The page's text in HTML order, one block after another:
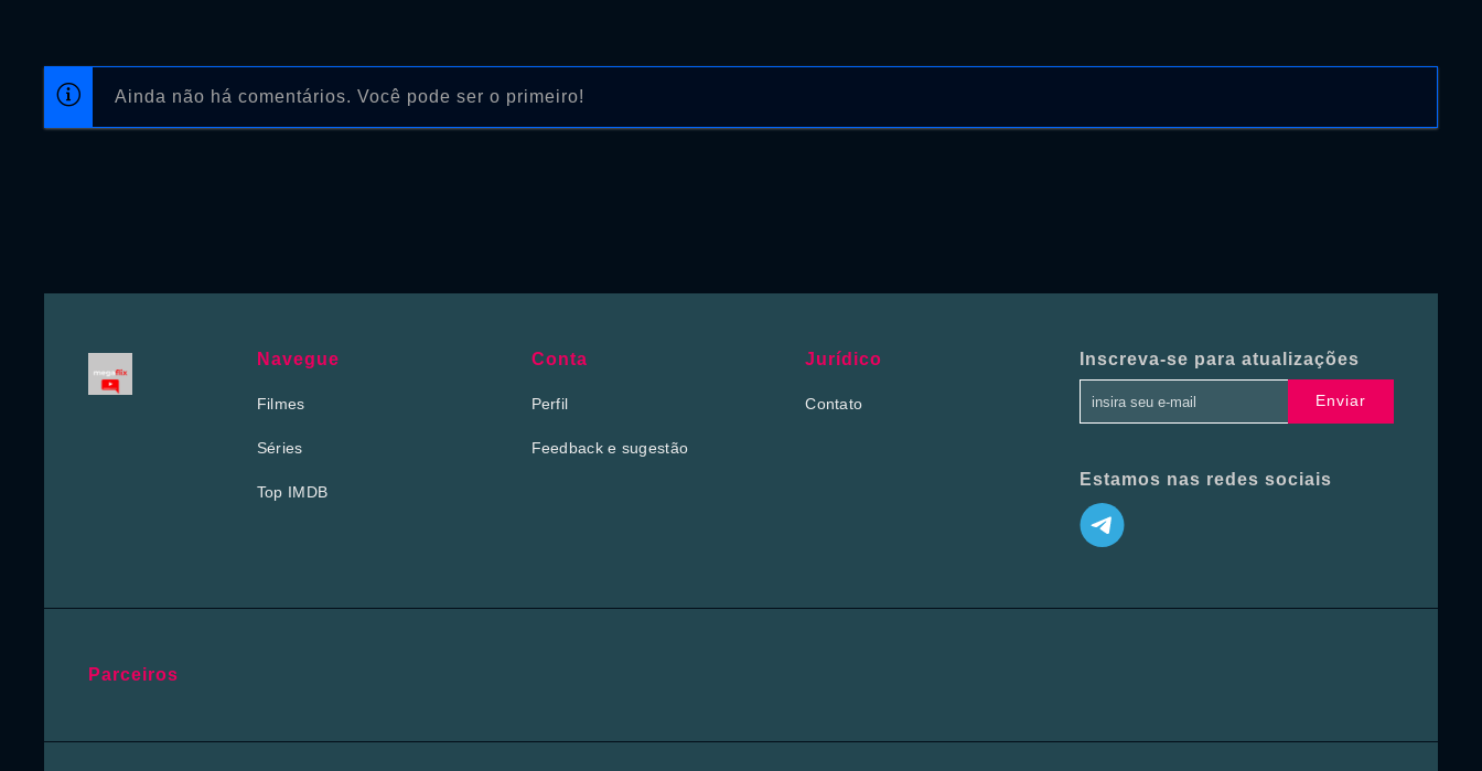
Ainda não há comentários. Você pode ser o primeiro!
Navegue
Filmes
Séries
Top IMDB
Conta
Perfil
Feedback e sugestão
Jurídico
Contato
Inscreva-se para atualizações
Enviar
Estamos nas redes sociais
Parceiros